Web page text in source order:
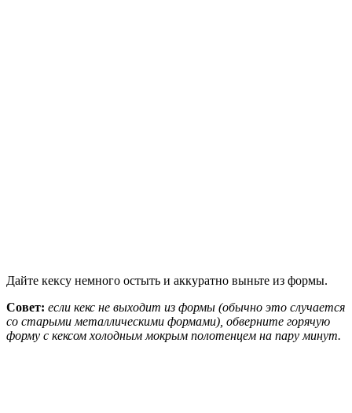
Дайте кексу немного остыть и аккуратно выньте из формы.
Совет: если кекс не выходит из формы (обычно это случается
со старыми металлическими формами), обверните горячую
форму с кексом холодным мокрым полотенцем на пару минут.